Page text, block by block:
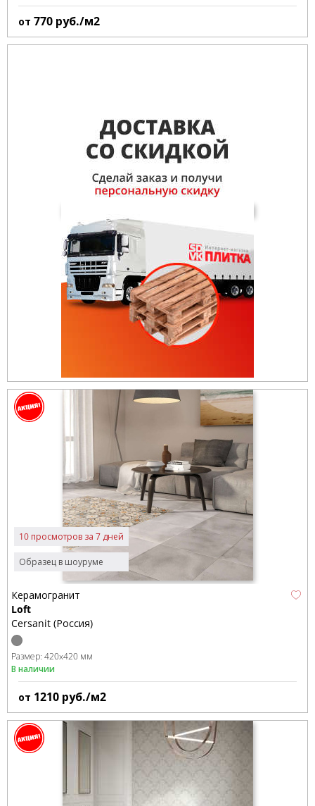
от 770 руб./м2
Образец в шоуруме
10 просмотров за 7 дней
Керамогранит
Loft
Cersanit (Россия)
Размер: 420x420 мм
В наличии
от 1210 руб./м2